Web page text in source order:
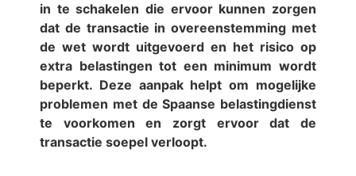
in te schakelen die ervoor kunnen zorgen
dat de transactie in overeenstemming met
de wet wordt uitgevoerd en het risico op
extra belastingen tot een minimum wordt
beperkt. Deze aanpak helpt om mogelijke
problemen met de Spaanse belastingdienst
te voorkomen en zorgt ervoor dat de
transactie soepel verloopt.